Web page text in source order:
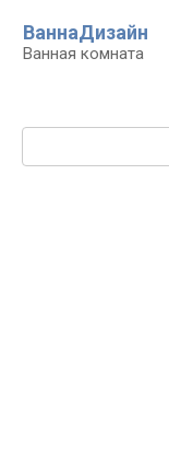
контенту
ВаннаДизайн
Ванная комната
Поиск: